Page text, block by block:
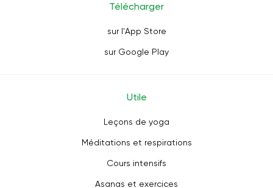
Télécharger
sur l'App Store
sur Google Play
Utile
Leçons de yoga
Méditations et respirations
Cours intensifs
Asanas et exercices